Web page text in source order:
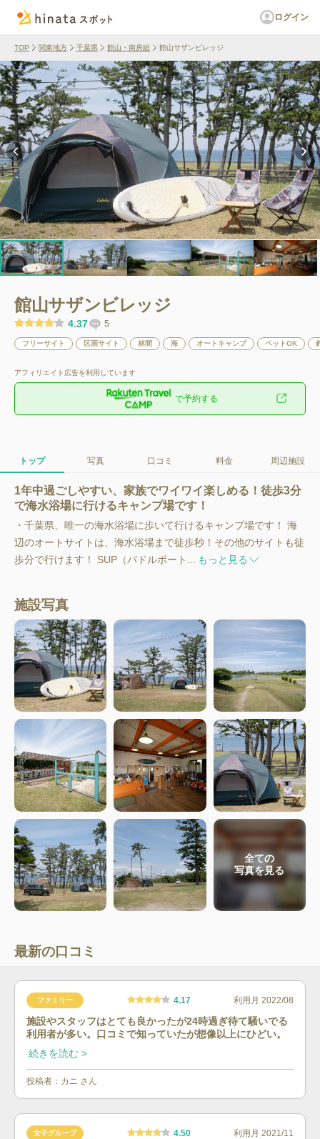
ログイン
TOP 関東地方 千葉県 館山・南房総 館山サザンビレッジ
館山サザンビレッジ
4.37 5
フリーサイト 区画サイト 林間 海 オートキャンプ ペットOK
アフィリエイト広告を利用しています
で予約する
トップ 写真 口コミ 料金 周辺施設
1年中過ごしやすい、家族でワイワイ楽しめる！徒歩3分
で海水浴場に行けるキャンプ場です！
・千葉県、唯一の海水浴場に歩いて行けるキャンプ場です！ 海
辺のオートサイトは、海水浴場まで徒歩秒！その他のサイトも徒
歩分で行けます！ SUP（パドルボート...
もっと見る
施設写真
全ての
写真を見る
最新の口コミ
ファミリー 4.17 利用月 2022/08
施設やスタッフはとても良かったが24時過ぎ待て騒いでる
利用者が多い。口コミで知っていたが想像以上にひどい。
続きを読む >
投稿者： カニ さん
女子グループ 4.50 利用月 2021/11